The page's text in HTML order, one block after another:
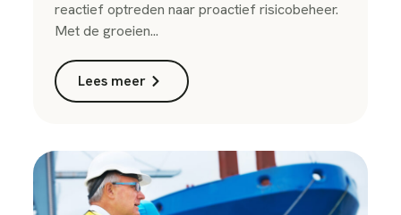
reactief optreden naar proactief risicobeheer.
Met de groeien...
Lees meer